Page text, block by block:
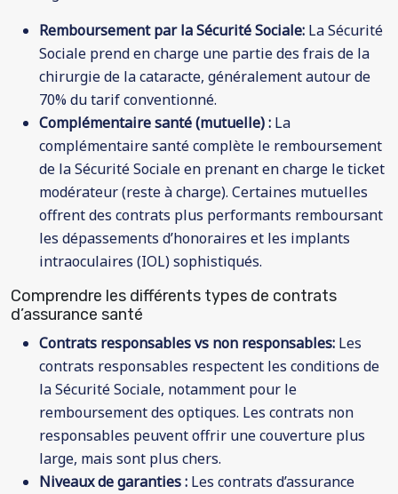
Remboursement par la Sécurité Sociale: La Sécurité
Sociale prend en charge une partie des frais de la
chirurgie de la cataracte, généralement autour de
70% du tarif conventionné.
Complémentaire santé (mutuelle) : La
complémentaire santé complète le remboursement
de la Sécurité Sociale en prenant en charge le ticket
modérateur (reste à charge). Certaines mutuelles
offrent des contrats plus performants remboursant
les dépassements d’honoraires et les implants
intraoculaires (IOL) sophistiqués.
Comprendre les différents types de contrats
d’assurance santé
Contrats responsables vs non responsables: Les
contrats responsables respectent les conditions de
la Sécurité Sociale, notamment pour le
remboursement des optiques. Les contrats non
responsables peuvent offrir une couverture plus
large, mais sont plus chers.
Niveaux de garanties : Les contrats d’assurance